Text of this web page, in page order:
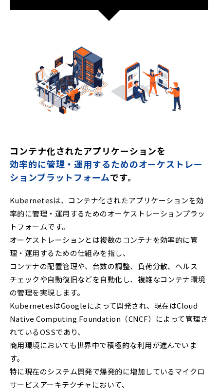
コンテナ化されたアプリケーションを
効率的に管理・運用するためのオーケストレー
ションプラットフォームです。
Kubernetesは、コンテナ化されたアプリケーションを効
率的に管理・運用するためのオーケストレーションプラッ
トフォームです。
オーケストレーションとは複数のコンテナを効率的に管
理・運用するための仕組みを指し、
コンテナの配置管理や、台数の調整、負荷分散、ヘルス
チェックや自動復旧などを自動化し、複雑なコンテナ環境
の管理を実現します。
KubernetesはGoogleによって開発され、現在はCloud
Native Computing Foundation（CNCF）によって管理さ
れているOSSであり、
商用環境においても世界中で積極的な利用が進んでいま
す。
特に現在のシステム開発で爆発的に増加しているマイクロ
サービスアーキテクチャにおいて、